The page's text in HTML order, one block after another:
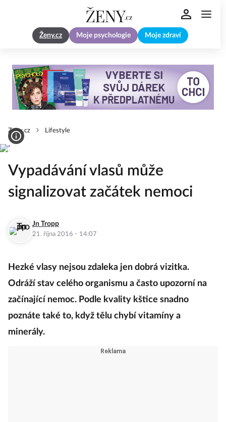
Ženy.cz Moje psychologie Moje zdraví
Zeny.cz Lifestyle
Vypadávání vlasů může
signalizovat začátek nemoci
Jn Tropp
21. října 2016 · 14:07
Hezké vlasy nejsou zdaleka jen dobrá vizitka.
Odráží stav celého organismu a často upozorní na
začínající nemoc. Podle kvality kštice snadno
poznáte také to, když tělu chybí vitamíny a
minerály.